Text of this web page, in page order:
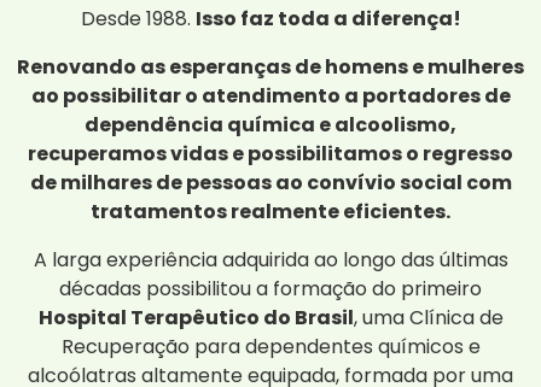
Desde 1988. Isso faz toda a diferença!
Renovando as esperanças de homens e mulheres
ao possibilitar o atendimento a portadores de
dependência química e alcoolismo,
recuperamos vidas e possibilitamos o regresso
de milhares de pessoas ao convívio social com
tratamentos realmente eficientes.
A larga experiência adquirida ao longo das últimas
décadas possibilitou a formação do primeiro
Hospital Terapêutico do Brasil, uma Clínica de
Recuperação para dependentes químicos e
alcoólatras altamente equipada, formada por uma